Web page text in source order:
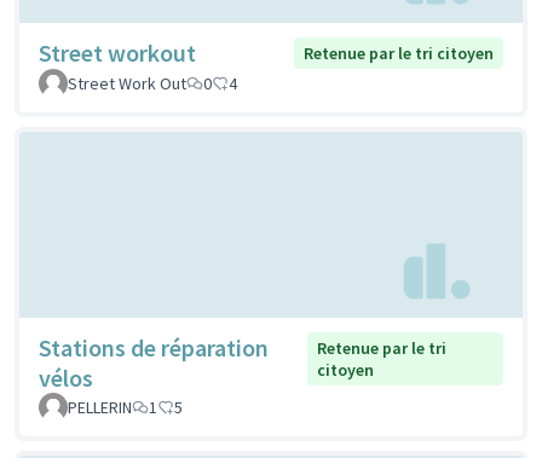
Street workout
Retenue par le tri citoyen
Street Work Out
0 4
Stations de réparation
vélos
Retenue par le tri
citoyen
PELLERIN
1 5